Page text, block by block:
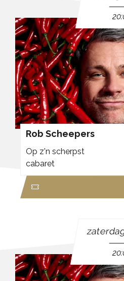
Rob Scheepers
Op z'n scherpst
cabaret